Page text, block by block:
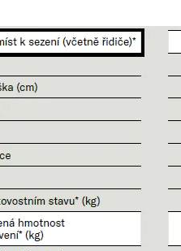
výrobcem
přípustná